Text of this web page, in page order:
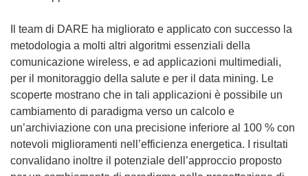
a
)
Il team di DARE ha migliorato e applicato con successo la
metodologia a molti altri algoritmi essenziali della
comunicazione wireless, e ad applicazioni multimediali,
per il monitoraggio della salute e per il data mining. Le
scoperte mostrano che in tali applicazioni è possibile un
cambiamento di paradigma verso un calcolo e
un’archiviazione con una precisione inferiore al 100 % con
notevoli miglioramenti nell’efficienza energetica. I risultati
convalidano inoltre il potenziale dell’approccio proposto